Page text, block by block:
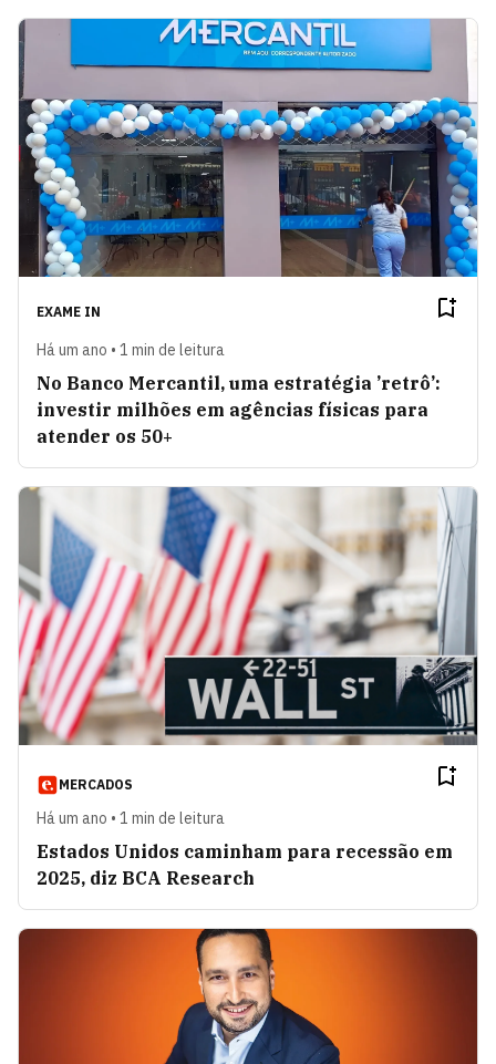
EXAME IN
Há um ano • 1 min de leitura
No Banco Mercantil, uma estratégia ’retrô’:
investir milhões em agências físicas para
atender os 50+
MERCADOS
Há um ano • 1 min de leitura
Estados Unidos caminham para recessão em
2025, diz BCA Research